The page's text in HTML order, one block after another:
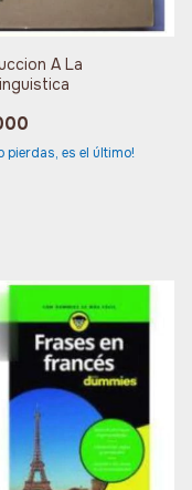
A La
pierdas, es el último!